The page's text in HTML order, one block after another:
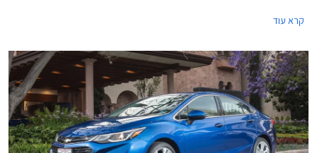
קרא עוד